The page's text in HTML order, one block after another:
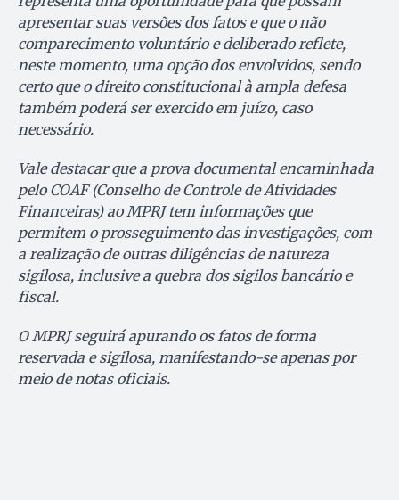
apresentar suas versões dos fatos e que o não
comparecimento voluntário e deliberado reflete,
neste momento, uma opção dos envolvidos, sendo
certo que o direito constitucional à ampla defesa
também poderá ser exercido em juízo, caso
necessário.
Vale destacar que a prova documental encaminhada
pelo COAF (Conselho de Controle de Atividades
Financeiras) ao MPRJ tem informações que
permitem o prosseguimento das investigações, com
a realização de outras diligências de natureza
sigilosa, inclusive a quebra dos sigilos bancário e
fiscal.
O MPRJ seguirá apurando os fatos de forma
reservada e sigilosa, manifestando-se apenas por
meio de notas oficiais.